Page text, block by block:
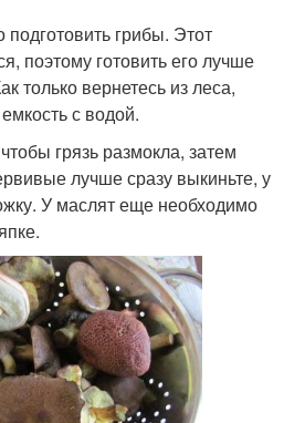
грибы. Этот
поэтому готовить его лучше
только вернетесь из леса,
с водой.
грязь размокла, затем
лучше сразу выкиньте, у
У маслят еще необходимо